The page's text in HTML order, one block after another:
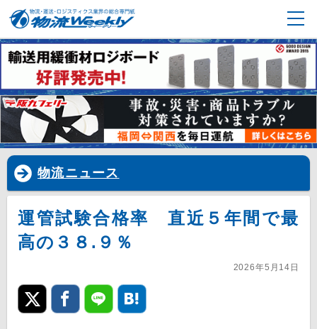
物流ニュース
運管試験合格率 直近５年間で最
高の３８.９％
2026年5月14日